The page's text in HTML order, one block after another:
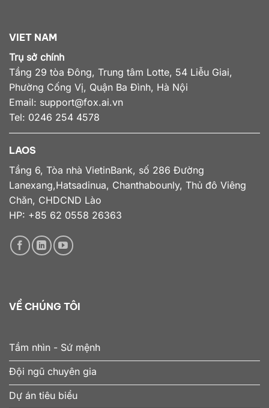
VIET NAM
Trụ sở chính
Tầng 29 tòa Đông, Trung tâm Lotte, 54 Liễu Giai,
Phường Cống Vị, Quận Ba Đình, Hà Nội
Email: support@fox.ai.vn
Tel: 0246 254 4578
LAOS
Tầng 6, Tòa nhà VietinBank, số 286 Đường
Lanexang,Hatsadinua, Chanthabounly, Thủ đô Viêng
Chăn, CHDCND Lào
HP: +85 62 0558 26363
VỀ CHÚNG TÔI
Tầm nhìn - Sứ mệnh
Đội ngũ chuyên gia
Dự án tiêu biểu